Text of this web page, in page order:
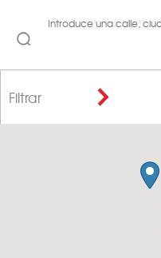
Introduce una calle,